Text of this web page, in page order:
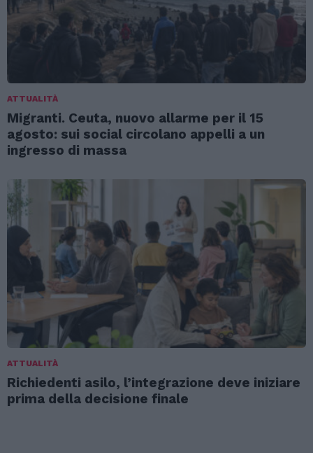
ATTUALITÀ
Migranti. Ceuta, nuovo allarme per il 15
agosto: sui social circolano appelli a un
ingresso di massa
ATTUALITÀ
Richiedenti asilo, l’integrazione deve iniziare
prima della decisione finale